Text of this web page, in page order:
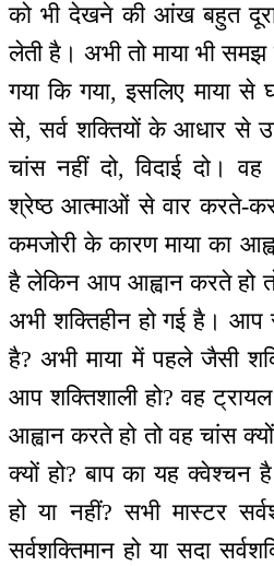
को भी देखने की आंख बहुत
लेती है। अभी तो माया भी समझ
गया कि गया, इसलिए माया
से, सर्व शक्तियों के आधार से
चांस नहीं दो, विदाई दो।
श्रेष्ठ आत्माओं से वार
कमजोरी के कारण माया का
है लेकिन आप आह्वान करते हो
अभी शक्तिहीन हो गई है।
है? अभी माया में पहले जैसी
आप शक्तिशाली हो? वह
आह्वान करते हो तो वह चांस
क्यों हो? बाप का यह क्वेश्चन
हो या नहीं? सभी मास्टर
सर्वशक्तिमान हो या सदा